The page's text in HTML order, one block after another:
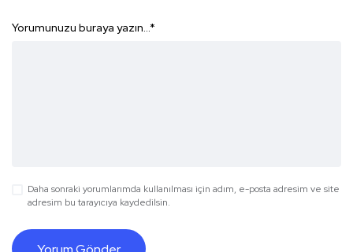
Yorumunuzu buraya yazın...*
Daha sonraki yorumlarımda kullanılması için adım, e-posta adresim ve site
adresim bu tarayıcıya kaydedilsin.